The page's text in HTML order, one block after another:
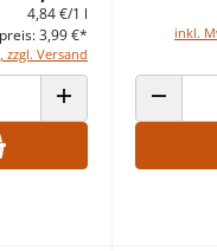
4,84 €/1 l
zzgl. Versand
3,99 €*
ANZAHL ERHÖHEN
inkl.
ANZAHL